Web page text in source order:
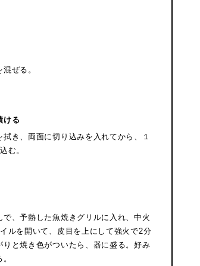
ぜる。
ける
拭き、両面に切り込みを入れてから、１
む。
で、予熱した魚焼きグリルに入れ、中火
ルを開いて、皮目を上にして強火で2分
りと焼き色がついたら、器に盛る。好み